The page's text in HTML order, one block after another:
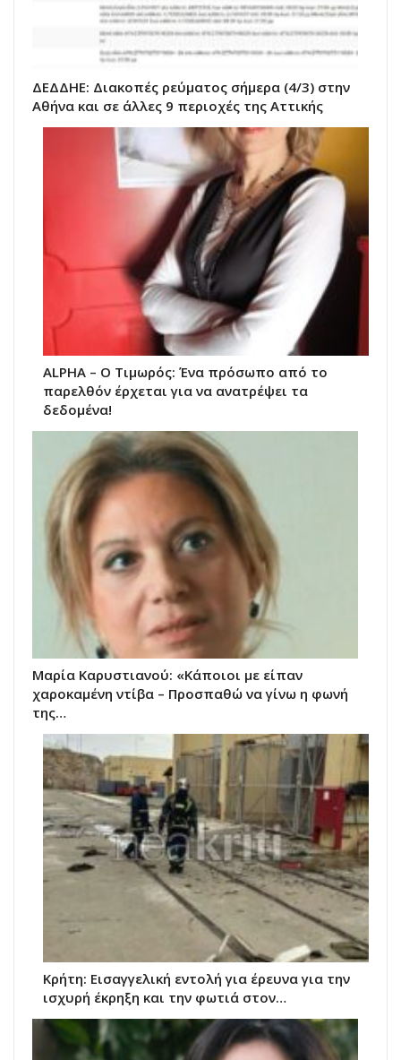
ΔΕΔΔΗΕ: Διακοπές ρεύματος σήμερα (4/3) στην
Αθήνα και σε άλλες 9 περιοχές της Αττικής
ALPHA – O Τιμωρός: Ένα πρόσωπο από το
παρελθόν έρχεται για να ανατρέψει τα
δεδομένα!
Μαρία Καρυστιανού: «Κάποιοι με είπαν
χαροκαμένη ντίβα – Προσπαθώ να γίνω η φωνή
της…
Κρήτη: Εισαγγελική εντολή για έρευνα για την
ισχυρή έκρηξη και την φωτιά στον…